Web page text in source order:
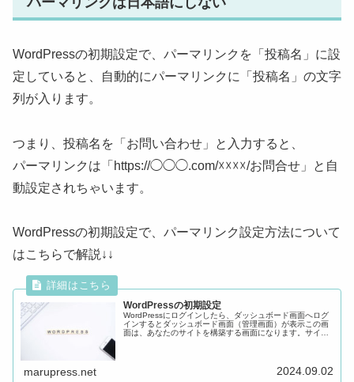
WordPressの初期設定で、パーマリンクを「投稿名」に設
定していると、自動的にパーマリンクに「投稿名」の文字
列が入ります。
つまり、投稿名を「お問い合わせ」と入力すると、
パーマリンクは「https://◯◯◯.com/☓☓☓☓/お問合せ」と自
動設定されちゃいます。
WordPressの初期設定で、パーマリンク設定方法について
はこちらで解説↓↓
WordPressの初期設定
WordPressにログインしたら、ダッシュボード画面へログ
インするとダッシュボード画面（管理画面）が表示この画
面は、あなたのサイトを構築する画面になります。サイト
marupress.net 2024.09.02